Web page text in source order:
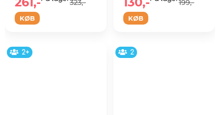
KØB
323,-
KØB
199,-
2+ 2